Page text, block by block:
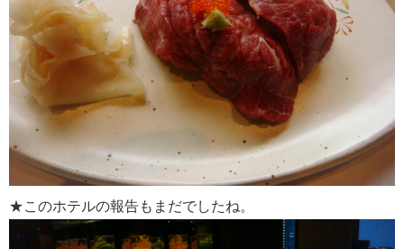
★このホテルの報告もまだでしたね。